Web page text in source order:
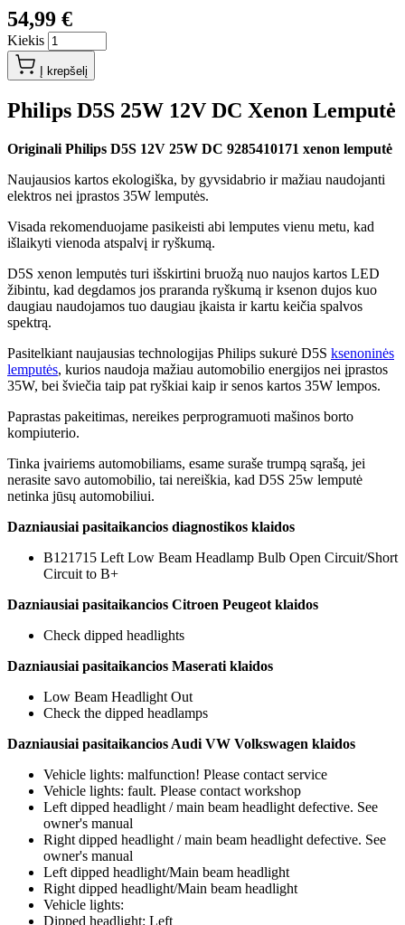
54,99 €
Kiekis
Į krepšelį
Philips D5S 25W 12V DC Xenon Lemputė
Originali Philips D5S 12V 25W DC 9285410171 xenon lemputė
Naujausios kartos ekologiška, by gyvsidabrio ir mažiau naudojanti
elektros nei įprastos 35W lemputės.
Visada rekomenduojame pasikeisti abi lemputes vienu metu, kad
išlaikyti vienoda atspalvį ir ryškumą.
D5S xenon lemputės turi išskirtini bruožą nuo naujos kartos LED
žibintu, kad degdamos jos praranda ryškumą ir ksenon dujos kuo
daugiau naudojamos tuo daugiau įkaista ir kartu keičia spalvos
spektrą.
Pasitelkiant naujausias technologijas Philips sukurė D5S ksenoninės
lemputės, kurios naudoja mažiau automobilio energijos nei įprastos
35W, bei šviečia taip pat ryškiai kaip ir senos kartos 35W lempos.
Paprastas pakeitimas, nereikes perprogramuoti mašinos borto
kompiuterio.
Tinka įvairiems automobiliams, esame suraše trumpą sąrašą, jei
nerasite savo automobilio, tai nereiškia, kad D5S 25w lemputė
netinka jūsų automobiliui.
Dazniausiai pasitaikancios diagnostikos klaidos
B121715 Left Low Beam Headlamp Bulb Open Circuit/Short
Circuit to B+
Dazniausiai pasitaikancios Citroen Peugeot klaidos
Check dipped headlights
Dazniausiai pasitaikancios Maserati klaidos
Low Beam Headlight Out
Check the dipped headlamps
Dazniausiai pasitaikancios Audi VW Volkswagen klaidos
Vehicle lights: malfunction! Please contact service
Vehicle lights: fault. Please contact workshop
Left dipped headlight / main beam headlight defective. See
owner's manual
Right dipped headlight / main beam headlight defective. See
owner's manual
Left dipped headlight/Main beam headlight
Right dipped headlight/Main beam headlight
Vehicle lights:
Dipped headlight: Left